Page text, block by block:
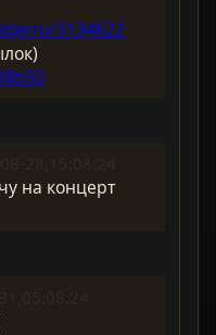
3134622
на концерт